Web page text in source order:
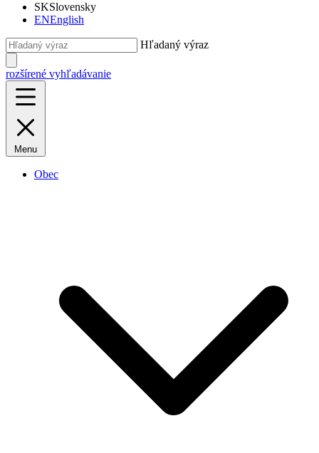
SKSlovensky
ENEnglish
Hľadaný výraz
rozšírené vyhľadávanie
Menu
Obec